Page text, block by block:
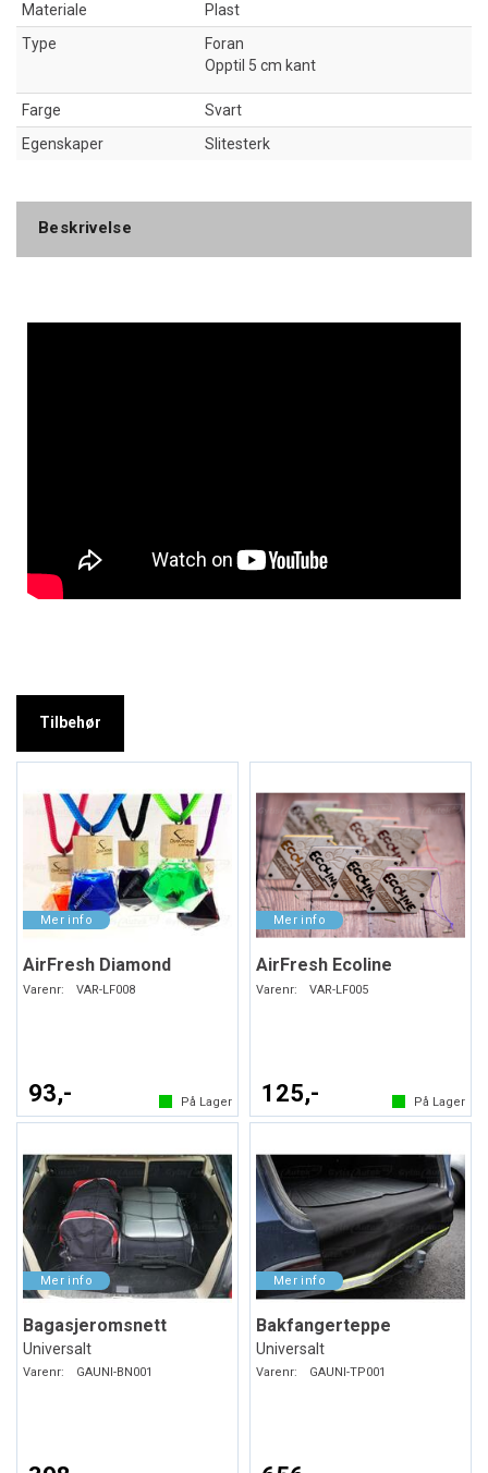
Materiale
Plast
Type
Foran
Opptil 5 cm kant
Farge
Svart
Egenskaper
Slitesterk
Beskrivelse
Tilbehør
AirFresh Diamond
Varenr: VAR-LF008
93,- På Lager
AirFresh Ecoline
Varenr: VAR-LF005
125,- På Lager
Bagasjeromsnett
Universalt
Varenr: GAUNI-BN001
Bakfangerteppe
Universalt
Varenr: GAUNI-TP001